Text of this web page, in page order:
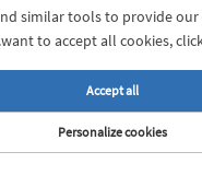
سیاست‌های حریم خصوصی
similar tools to provide
want to accept all cookies,
Personalize cookies
Accept all